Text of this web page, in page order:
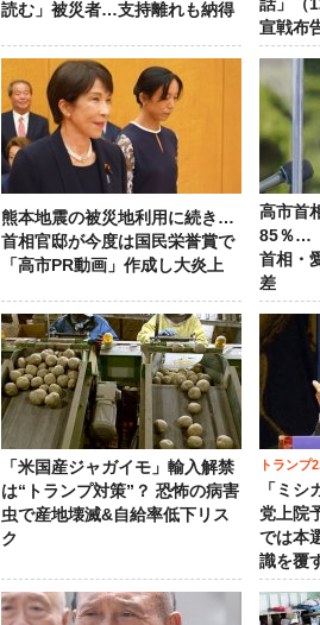
読む」被災者…支持離れも納得
話」（
宣戦布
熊本地震の被災地利用に続き…
首相官邸が今度は国民栄誉賞で
「高市PR動画」作成し大炎上
高市首
85％…
首相・
差
「米国産ジャガイモ」輸入解禁
は“トランプ対策”？ 恐怖の病害
虫で産地壊滅&自給率低下リス
ク
トランプ
「ミシ
党上院
では本
識を覆